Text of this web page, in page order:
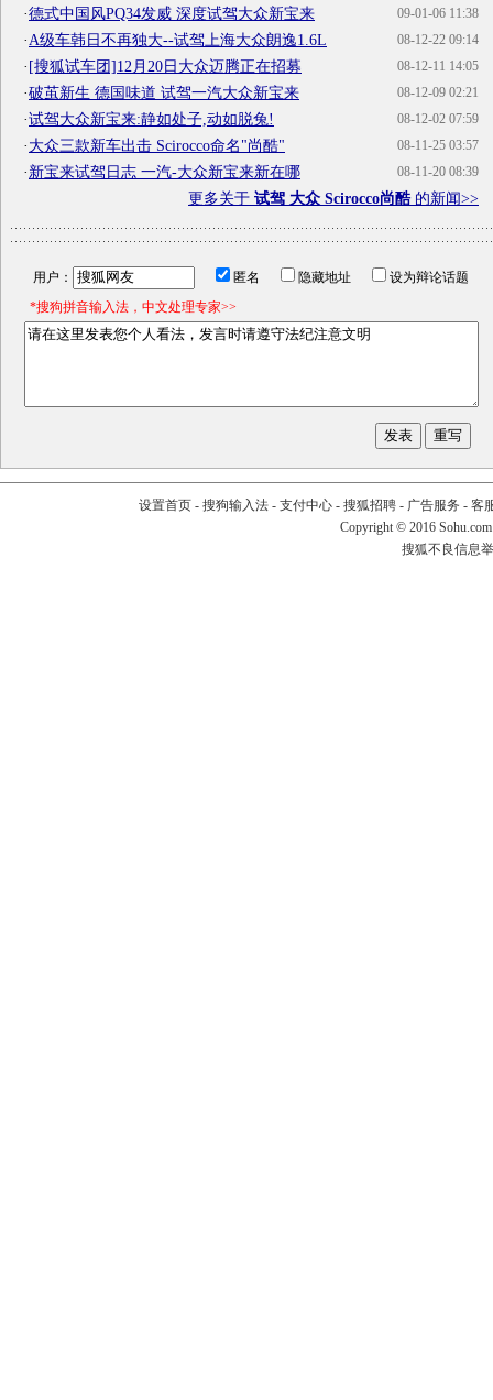
09-01-06 11:38
·德式中国风PQ34发威 深度试驾大众新宝来
08-12-22 09:14
·A级车韩日不再独大--试驾上海大众朗逸1.6L
08-12-11 14:05
·[搜狐试车团]12月20日大众迈腾正在招募
08-12-09 02:21
·破茧新生 德国味道 试驾一汽大众新宝来
08-12-02 07:59
·试驾大众新宝来:静如处子,动如脱兔!
08-11-25 03:57
·大众三款新车出击 Scirocco命名"尚酷"
08-11-20 08:39
·新宝来试驾日志 一汽-大众新宝来新在哪
更多关于 试驾 大众 Scirocco尚酷的新闻>>
用户： 匿名 隐藏地址
设为辩论话题
*搜狗拼音输入法，中文处理专家>>
设置首页- 搜狗输入法- 支付中心- 搜狐招聘- 广告服务 - 客
Copyright © 2016
搜狐不良信息